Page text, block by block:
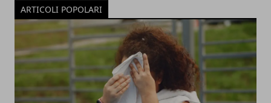
ARTICOLI POPOLARI